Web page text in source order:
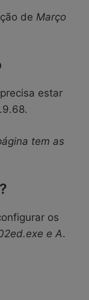
de Março
estar
tem as
os
e A.